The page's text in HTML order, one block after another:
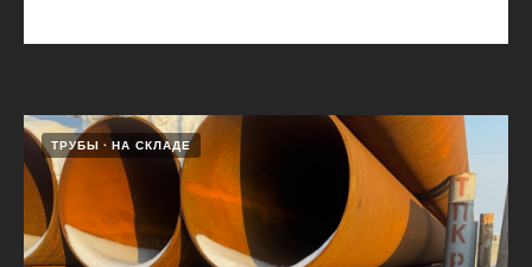
ТРУБЫ НА СКЛАДЕ